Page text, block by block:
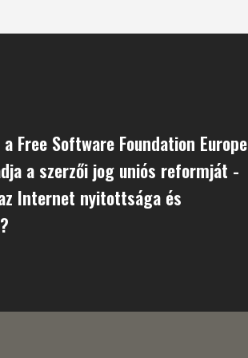
Free Software Foundation Europe
a szerzői jog uniós reformját -
Internet nyitottsága és